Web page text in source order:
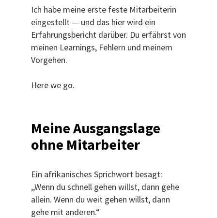
Ich habe meine erste feste Mitarbeiterin
eingestellt — und das hier wird ein
Erfahrungsbericht darüber. Du erfährst von
meinen Learnings, Fehlern und meinem
Vorgehen.
Here we go.
Meine Ausgangslage
ohne Mitarbeiter
Ein afrikanisches Sprichwort besagt:
,,Wenn du schnell gehen willst, dann gehe
allein. Wenn du weit gehen willst, dann
gehe mit anderen.“